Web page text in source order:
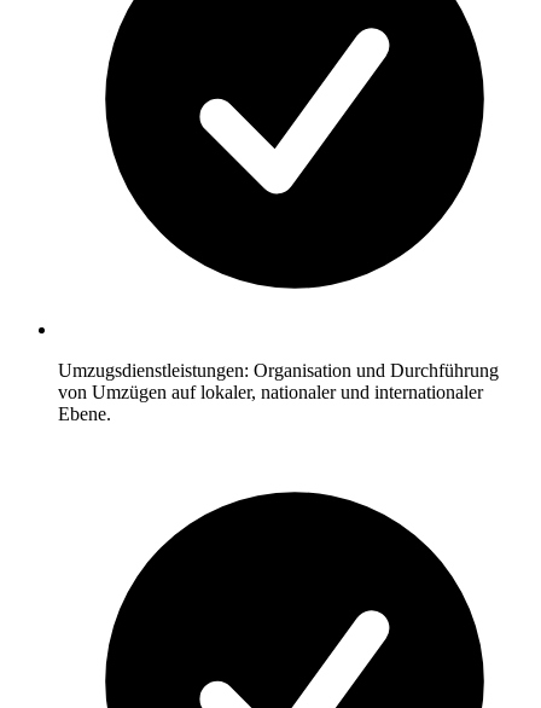
Umzugsdienstleistungen: Organisation und Durchführung
von Umzügen auf lokaler, nationaler und internationaler
Ebene.